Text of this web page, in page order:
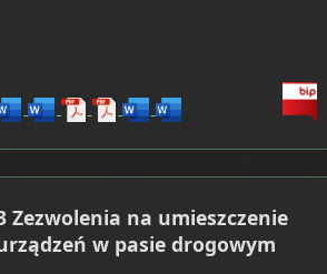
Zezwolenia na umieszczenie
w pasie drogowym